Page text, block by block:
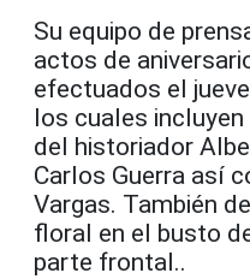
Su equipo de
actos de
efectuados el
los cuales
del historiador
Carlos Guerra así
Vargas. También
floral en el busto
parte frontal..